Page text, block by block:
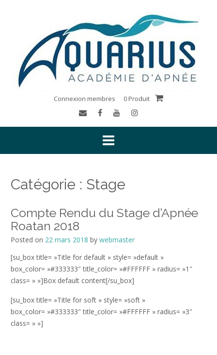
Connexion membres 0 Produit
Catégorie : Stage
Compte Rendu du Stage d’Apnée
Roatan 2018
Posted on 22 mars 2018 by webmaster
[su_box title= »Title for default » style= »default »
box_color= »#333333″ title_color= »#FFFFFF » radius= »1″
class= » »]Box default content[/su_box]
[su_box title= »Title for soft » style= »soft »
box_color= »#333333″ title_color= »#FFFFFF » radius= »3″
class= » »]